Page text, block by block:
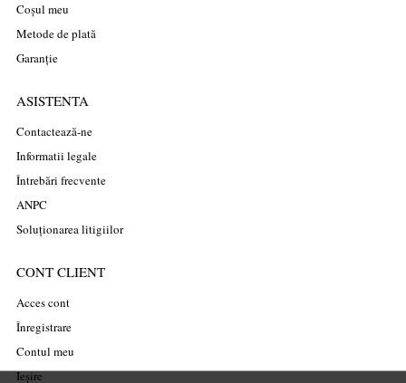
Coșul meu
Metode de plată
Garanție
ASISTENTA
Contactează-ne
Informatii legale
Întrebări frecvente
ANPC
Soluționarea litigiilor
CONT CLIENT
Acces cont
Înregistrare
Contul meu
Ieșire